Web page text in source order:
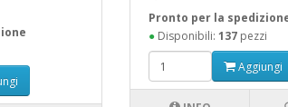
Pronto per la
● Disponibili:137 pezzi
Aggiungi